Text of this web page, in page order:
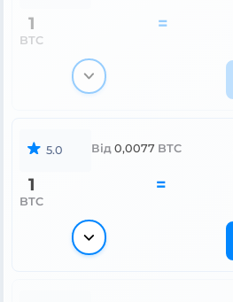
1
BTC
=
5.0 Від 0,0077 BTC
1
BTC
=